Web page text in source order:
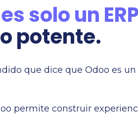
solo un
potente.
que dice que Odoo es
permite construir